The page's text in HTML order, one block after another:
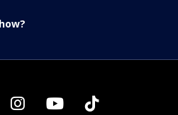
Instagram
YouTubeTiktok